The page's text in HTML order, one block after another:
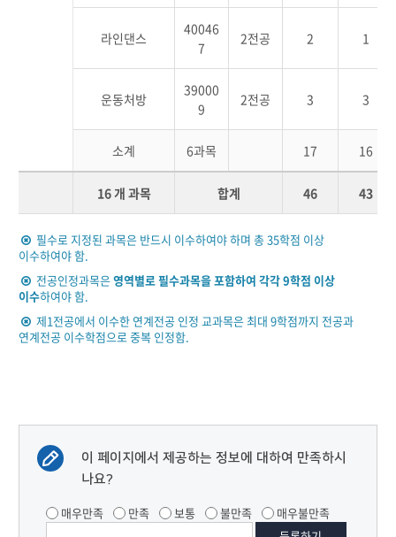
라인댄스
40046
7
2전공 2 1
운동처방
39000
9
2전공 3 3
소계 6과목 17 16
16 개 과목 합계 46 43
필수로 지정된 과목은 반드시 이수하여야 하며 총 35학점 이상
이수하여야 함.
전공인정과목은영역별로 필수과목을 포함하여 각각 9학점 이상
이수하여야 함.
제1전공에서 이수한 연계전공 인정 교과목은 최대 9학점까지 전공과
연계전공 이수학점으로 중복 인정함.
이 페이지에서 제공하는 정보에 대하여 만족하시
나요?
매우만족 만족 보통 불만족 매우불만족